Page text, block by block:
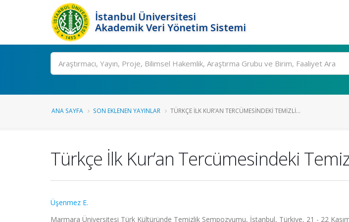
İstanbul Üniversitesi
Akademik Veri Yönetim Sistemi
Ara
ANA SAYFA SON EKLENEN YAYINLAR TÜRKÇE İLK KUR’AN TERCÜMESINDEKI TEMIZLI...
Türkçe İlk Kur’an Tercümesindeki
Üşenmez E.
Marmara Üniversitesi Türk Kültüründe Temizlik Sempozyumu, İstanbul, Türkiye, 21 - 22